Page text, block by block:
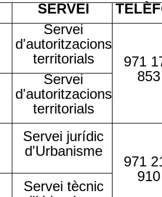
SERVEI
Servei
d'autoritzacions
territorials
971
853
Servei
d'autoritzacions
territorials
Servei jurídic
d'Urbanisme
971
910
Servei tècnic